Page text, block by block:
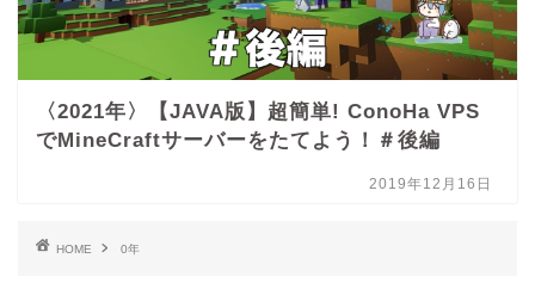
〈2021年〉【JAVA版】超簡単! ConoHa VPS
でMineCraftサーバーをたてよう！＃後編
2019年12月16日
HOME 0年